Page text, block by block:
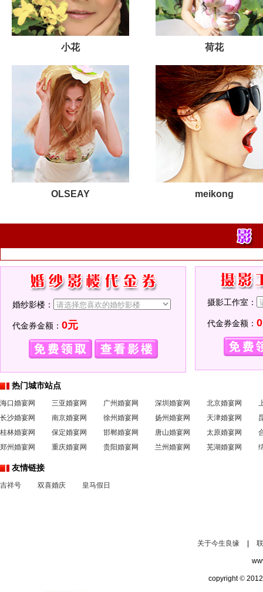
小花 荷花
OLSEAY meikong
婚纱影楼：
代金券金额： 0元
摄影工作室：
代金券金额：
热门城市站点
海口婚宴网 三亚婚宴网 广州婚宴网 深圳婚宴网 北京婚宴网
长沙婚宴网
南京婚宴网 徐州婚宴网 扬州婚宴网 天津婚宴网
桂林婚宴网
保定婚宴网 邯郸婚宴网 唐山婚宴网 太原婚宴网
郑州婚宴网
重庆婚宴网 贵阳婚宴网 兰州婚宴网 芜湖婚宴网
友情链接
吉祥号 双喜婚庆 皇马假日
关于今生良缘
copyright©